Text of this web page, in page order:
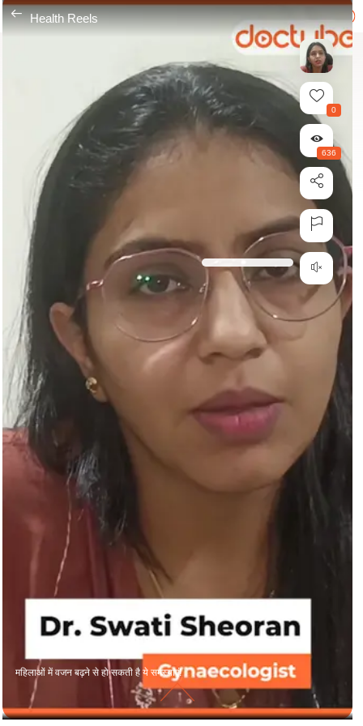
---
Health Reels
महिलाओं में वजन बढ़ने से हो सकती है ये समस्याएं!
0
636